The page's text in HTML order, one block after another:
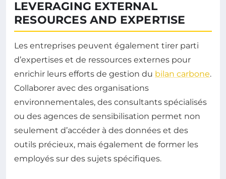
LEVERAGING EXTERNAL
RESOURCES AND EXPERTISE
Les entreprises peuvent également tirer parti
d’expertises et de ressources externes pour
enrichir leurs efforts de gestion du bilan carbone.
Collaborer avec des organisations
environnementales, des consultants spécialisés
ou des agences de sensibilisation permet non
seulement d’accéder à des données et des
outils précieux, mais également de former les
employés sur des sujets spécifiques.